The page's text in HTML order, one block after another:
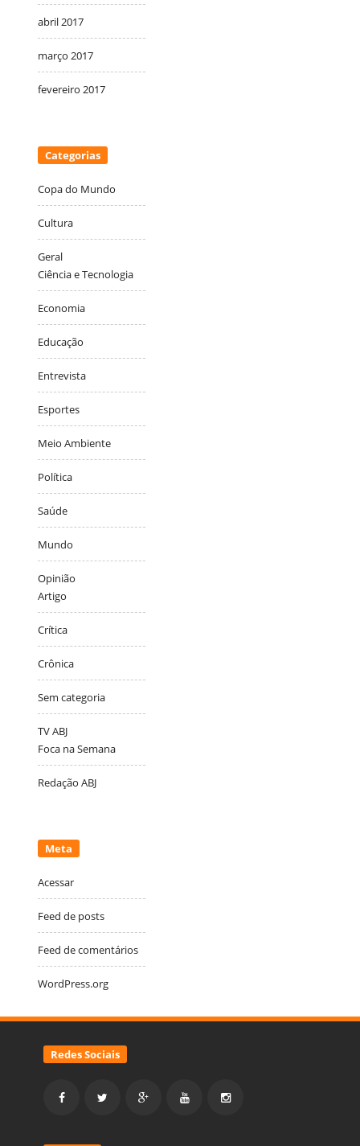
abril 2017
março 2017
fevereiro 2017
Categorias
Copa do Mundo
Cultura
Geral
Ciência e Tecnologia
Economia
Educação
Entrevista
Esportes
Meio Ambiente
Política
Saúde
Mundo
Opinião
Artigo
Crítica
Crônica
Sem categoria
TV ABJ
Foca na Semana
Redação ABJ
Meta
Acessar
Feed de posts
Feed de comentários
WordPress.org
Redes Sociais